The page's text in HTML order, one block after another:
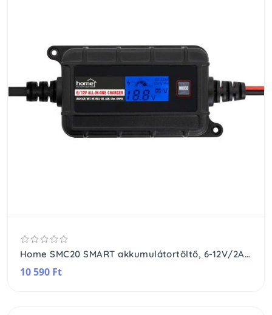
Home SMC20 SMART akkumulátortöltő, 6-12V/2A, LCD kijelző, teljesen automatikus, minden elterjedt akkutípushoz, digitális kijelző, karbantartó töltés, kétféle csatlakozókábel
10 590 Ft